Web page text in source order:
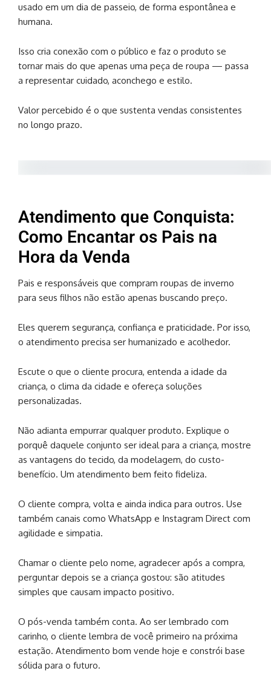
usado em um dia de passeio, de forma espontânea e
humana.
Isso cria conexão com o público e faz o produto se
tornar mais do que apenas uma peça de roupa — passa
a representar cuidado, aconchego e estilo.
Valor percebido é o que sustenta vendas consistentes
no longo prazo.
Atendimento que Conquista:
Como Encantar os Pais na
Hora da Venda
Pais e responsáveis que compram roupas de inverno
para seus filhos não estão apenas buscando preço.
Eles querem segurança, confiança e praticidade. Por isso,
o atendimento precisa ser humanizado e acolhedor.
Escute o que o cliente procura, entenda a idade da
criança, o clima da cidade e ofereça soluções
personalizadas.
Não adianta empurrar qualquer produto. Explique o
porquê daquele conjunto ser ideal para a criança, mostre
as vantagens do tecido, da modelagem, do custo-
benefício. Um atendimento bem feito fideliza.
O cliente compra, volta e ainda indica para outros. Use
também canais como WhatsApp e Instagram Direct com
agilidade e simpatia.
Chamar o cliente pelo nome, agradecer após a compra,
perguntar depois se a criança gostou: são atitudes
simples que causam impacto positivo.
O pós-venda também conta. Ao ser lembrado com
carinho, o cliente lembra de você primeiro na próxima
estação. Atendimento bom vende hoje e constrói base
sólida para o futuro.